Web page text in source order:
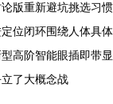
版重新避坑挑选习惯
位闭环围绕人体具体
高阶智能眼插即带显
了大概念战